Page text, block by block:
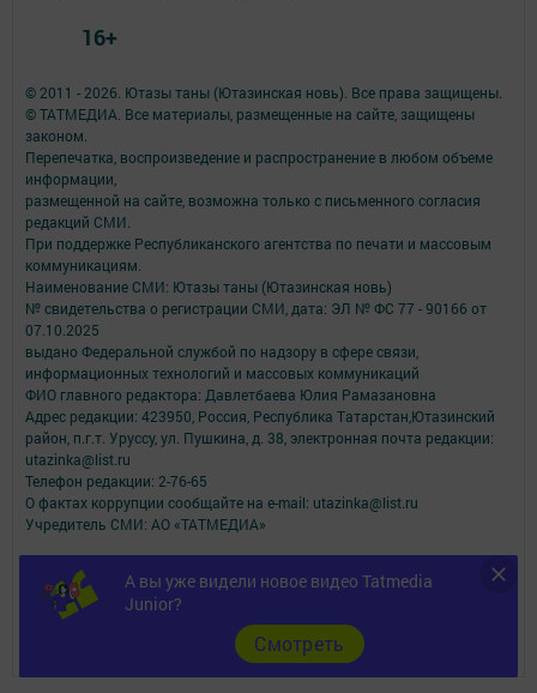
А вы уже видели новое видео Tatmedia
Junior?
Cмотреть
© 2011 - 2026. Ютазы таны (Ютазинская новь). Все права защищены.
© ТАТМЕДИА. Все материалы, размещенные на сайте, защищены
законом.
Перепечатка, воспроизведение и распространение в любом объеме
информации,
размещенной на сайте, возможна только с письменного согласия
редакций СМИ.
При поддержке Республиканского агентства по печати и массовым
коммуникациям.
Наименование СМИ: Ютазы таны (Ютазинская новь)
№ свидетельства о регистрации СМИ, дата: ЭЛ № ФС 77 - 90166 от
07.10.2025
выдано Федеральной службой по надзору в сфере связи,
информационных технологий и массовых коммуникаций
ФИО главного редактора: Давлетбаева Юлия Рамазановна
Адрес редакции: 423950, Россия, Республика Татарстан,Ютазинский
район, п.г.т. Уруссу, ул. Пушкина, д. 38, электронная почта редакции:
utazinka@list.ru
Телефон редакции: 2-76-65
О фактах коррупции сообщайте на e-mail: utazinka@list.ru
Учредитель СМИ: АО «ТАТМЕДИА»
Антикоррупционная политика
АО «ТАТМЕДИА» использует «cookie»для персонализации сервисов и
удобства пользователей сайтом.
Использование «cookie» можно отменить в настройках браузера.
Политика конфиденциальности
16+